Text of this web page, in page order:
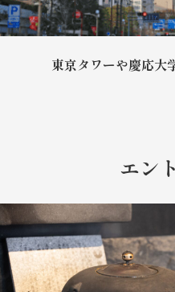
東京タワーや慶応大
エン